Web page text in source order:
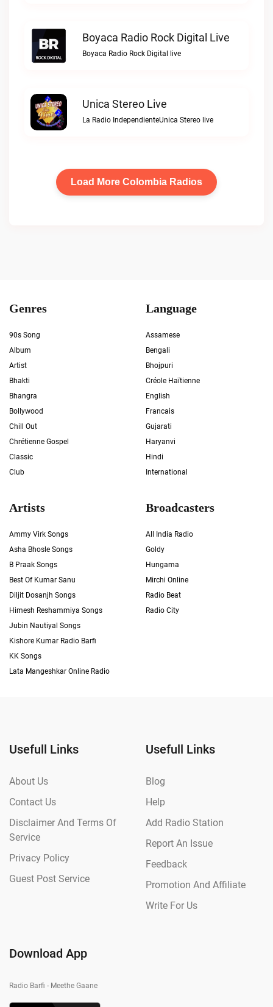
Boyaca Radio Rock Digital Live
Boyaca Radio Rock Digital live
Unica Stereo Live
La Radio IndependienteUnica Stereo live
Load More Colombia Radios
Genres
90s Song
Album
Artist
Bhakti
Bhangra
Bollywood
Chill Out
Chrétienne Gospel
Classic
Club
Language
Assamese
Bengali
Bhojpuri
Créole Haïtienne
English
Francais
Gujarati
Haryanvi
Hindi
International
Artists
Ammy Virk Songs
Asha Bhosle Songs
B Praak Songs
Best Of Kumar Sanu
Diljit Dosanjh Songs
Himesh Reshammiya Songs
Jubin Nautiyal Songs
Kishore Kumar Radio Barfi
KK Songs
Lata Mangeshkar Online Radio
Broadcasters
All India Radio
Goldy
Hungama
Mirchi Online
Radio Beat
Radio City
Usefull Links
About Us
Contact Us
Disclaimer And Terms Of
Service
Privacy Policy
Guest Post Service
Usefull Links
Blog
Help
Add Radio Station
Report An Issue
Feedback
Promotion And Affiliate
Write For Us
Download App
Radio Barfi - Meethe Gaane